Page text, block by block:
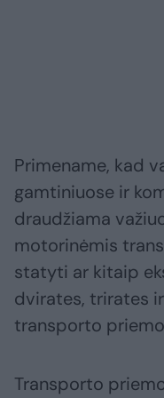
Primename, kad
gamtiniuose ir
draudžiama
motorinėmis
statyti ar kitaip
dvirates, trirates
transporto
Transporto